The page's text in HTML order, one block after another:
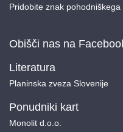
Pridobite znak pohodniškega
Obišči nas na
Literatura
Planinska zveza Slovenije
Ponudniki kart
Monolit d.o.o.